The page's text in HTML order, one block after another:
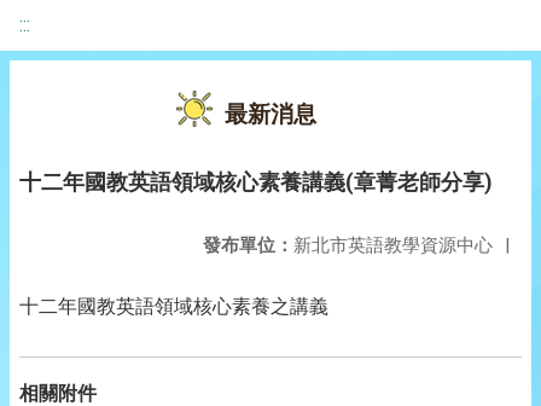
:::
最新消息
十二年國教英語領域核心素養講義(章菁老師分享)
發布單位： 新北市英語教學資源中心 |
十二年國教英語領域核心素養之講義
相關附件